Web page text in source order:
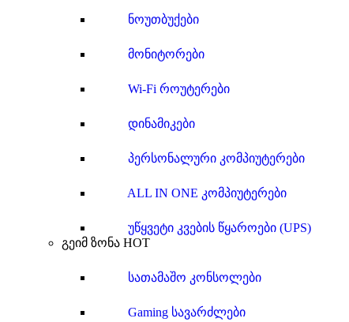
ნოუთბუქები
მონიტორები
Wi-Fi როუტერები
დინამიკები
პერსონალური კომპიუტერები
ALL IN ONE კომპიუტერები
უწყვეტი კვების წყაროები (UPS)
გეიმ ზონა HOT
სათამაშო კონსოლები
Gaming სავარძლები